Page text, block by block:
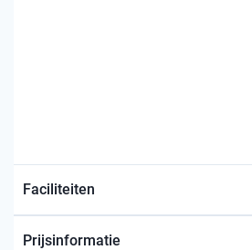
Faciliteiten
Prijsinformatie